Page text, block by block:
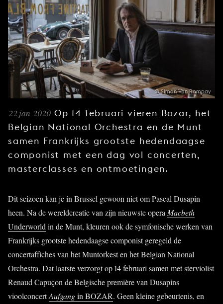
UW
BEZOEK
JONG
PUBLIEK
DE
MUNT
STEUN
© Simon Van Rompay
22 jan 2020 Op 14 februari vieren Bozar, het
Belgian National Orchestra en de Munt
samen Frankrijks grootste hedendaagse
componist met een dag vol concerten,
masterclasses en ontmoetingen.
Dit seizoen kan je in Brussel gewoon niet om Pascal Dusapin
heen. Na de wereldcreatie van zijn nieuwste operaMacbeth
Underworldin de Munt, kleuren ook de symfonische werken van
Frankrijks grootste hedendaagse componist geregeld de
concertaffiches van het Muntorkest en het Belgian National
Orchestra. Dat laatste verzorgt op 14 februari samen met sterviolist
Renaud Capuçon de Belgische première van Dusapins
vioolconcertAufgangin BOZAR. Geen kleine gebeurtenis, en